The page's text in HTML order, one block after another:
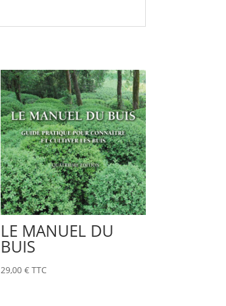
LE MANUEL DU
BUIS
29,00 € TTC